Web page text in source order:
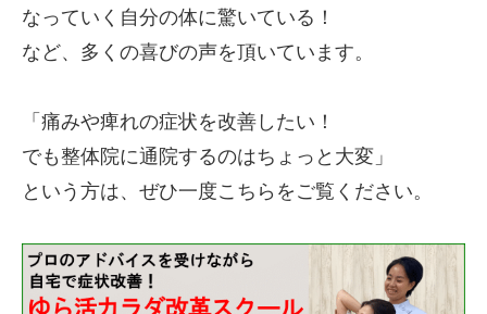
なっていく自分の体に驚いている！
など、多くの喜びの声を頂いています。
「痛みや痺れの症状を改善したい！
でも整体院に通院するのはちょっと大変」
という方は、ぜひ一度こちらをご覧ください。